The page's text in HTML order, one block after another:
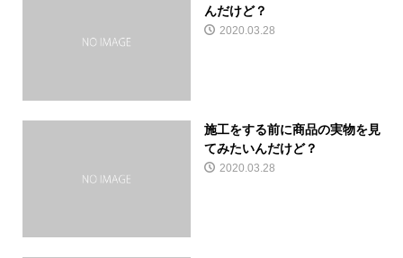
んだけど？
2020.03.28
施工をする前に商品の実物を見
てみたいんだけど？
2020.03.28